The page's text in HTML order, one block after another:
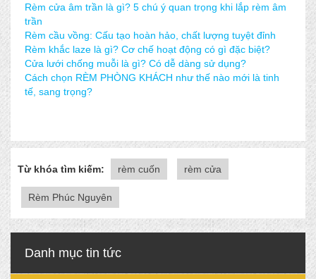
Rèm cửa âm trần là gì? 5 chú ý quan trọng khi lắp rèm âm
trần
Rèm cầu vồng: Cấu tạo hoàn hảo, chất lượng tuyệt đỉnh
Rèm khắc laze là gì? Cơ chế hoạt động có gì đặc biệt?
Cửa lưới chống muỗi là gì? Có dễ dàng sử dụng?
Cách chọn RÈM PHÒNG KHÁCH như thế nào mới là tinh
tế, sang trọng?
Từ khóa tìm kiếm: rèm cuốn rèm cửa
Rèm Phúc Nguyên
Danh mục tin tức